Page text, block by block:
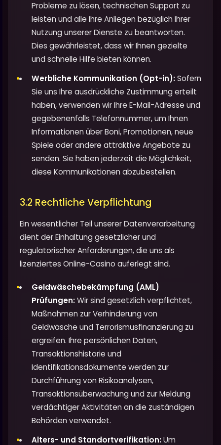
Probleme zu lösen, technischen Support zu
leisten und alle Ihre Anliegen bezüglich Ihrer
Nutzung unserer Dienste zu beantworten.
Dies gewährleistet, dass wir Ihnen gezielte
und schnelle Hilfe bieten können.
Werbliche Kommunikation (Opt-in):Sofern
Sie uns Ihre ausdrückliche Zustimmung erteilt
haben, verwenden wir Ihre E-Mail-Adresse und
gegebenenfalls Telefonnummer, um Ihnen
Informationen über Boni, Promotionen, neue
Spiele oder andere attraktive Angebote zu
senden. Sie haben jederzeit die Möglichkeit,
diese Kommunikationen abzubestellen.
3.2 Rechtliche Verpflichtung
Ein wesentlicher Teil unserer Datenverarbeitung
dient der Einhaltung gesetzlicher und
regulatorischer Anforderungen, die uns als
lizenziertes Online-Casino auferlegt sind.
Geldwäschebekämpfung (AML)
Prüfungen:Wir sind gesetzlich verpflichtet,
Maßnahmen zur Verhinderung von
Geldwäsche und Terrorismusfinanzierung zu
ergreifen. Ihre persönlichen Daten,
Transaktionshistorie und
Identifikationsdokumente werden zur
Durchführung von Risikoanalysen,
Transaktionsüberwachung und zur Meldung
verdächtiger Aktivitäten an die zuständigen
Behörden verwendet.
Alters- und Standortverifikation:Um